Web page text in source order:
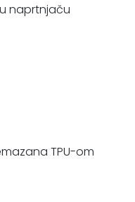
naprtnjaču
TPU-om